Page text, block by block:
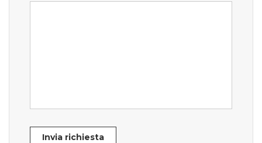
Invia richiesta